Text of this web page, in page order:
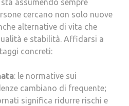
assumendo sempre
cercano non solo nuove
alternative di vita che
e stabilità. Affidarsi a
concreti:
: le normative sui
cambiano di frequente;
significa ridurre rischi e